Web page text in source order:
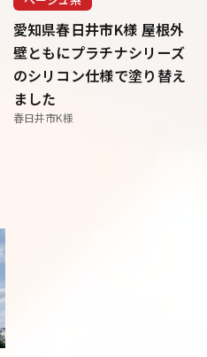
愛知県春日井市K様 屋根外
壁ともにプラチナシリーズ
のシリコン仕様で塗り替え
ました
春日井市K様